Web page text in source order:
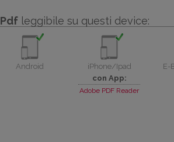
Pdf leggibile su questi device:
Android
iPhone/Ipad
con App:
Adobe PDF Reader
E-